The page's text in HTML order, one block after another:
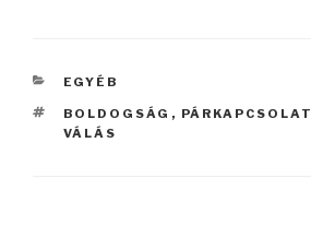
KATEGÓRIÁK
EGYÉB
CÍMKÉK
BOLDOGSÁG , PÁRKAPCSOLAT
VÁLÁS